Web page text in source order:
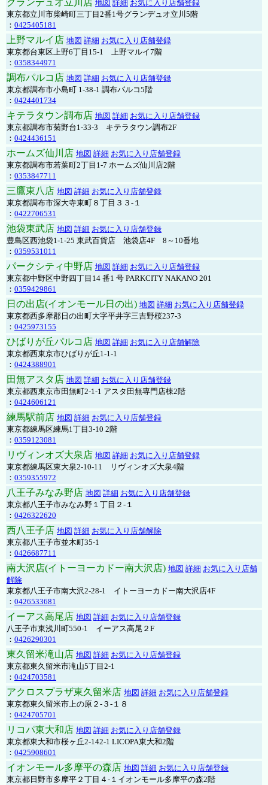
グランデュオ立川店 地図 詳細 お気に入り店舗登録
東京都立川市柴崎町三丁目2番1号グランデュオ立川5階
： 0425405181
上野マルイ店 地図 詳細 お気に入り店舗登録
東京都台東区上野6丁目15-1 上野マルイ7階
： 0358344971
調布パルコ店 地図 詳細 お気に入り店舗登録
東京都調布市小島町 1-38-1 調布パルコ5階
： 0424401734
キテラタウン調布店 地図 詳細 お気に入り店舗登録
東京都調布市菊野台1-33-3 キテラタウン調布2F
： 0424436151
ホームズ仙川店 地図 詳細 お気に入り店舗登録
東京都調布市若葉町2丁目1-7 ホームズ仙川店2階
： 0353847711
三鷹東八店 地図 詳細 お気に入り店舗登録
東京都調布市深大寺東町８丁目３３-１
： 0422706531
池袋東武店 地図 詳細 お気に入り店舗登録
豊島区西池袋1-1-25 東武百貨店 池袋店4F 8～10番地
： 0359531011
パークシティ中野店 地図 詳細 お気に入り店舗登録
東京都中野区中野四丁目14 番1 号 PARKCITY NAKANO 201
： 0359429861
日の出店(イオンモール日の出) 地図 詳細 お気に入り店舗登録
東京都西多摩郡日の出町大字平井字三吉野桜237-3
： 0425973155
ひばりが丘パルコ店 地図 詳細 お気に入り店舗解除
東京都西東京市ひばりが丘1-1-1
： 0424388901
田無アスタ店 地図 詳細 お気に入り店舗登録
東京都西東京市田無町2-1-1 アスタ田無専門店棟2階
： 0424606121
練馬駅前店 地図 詳細 お気に入り店舗登録
東京都練馬区練馬1丁目3-10 2階
： 0359123081
リヴィンオズ大泉店 地図 詳細 お気に入り店舗登録
東京都練馬区東大泉2-10-11 リヴィンオズ大泉4階
： 0359355972
八王子みなみ野店 地図 詳細 お気に入り店舗登録
東京都八王子市みなみ野１丁目２-１
： 0426322620
西八王子店 地図 詳細 お気に入り店舗解除
東京都八王子市並木町35-1
： 0426687711
南大沢店(イトーヨーカドー南大沢店) 地図 詳細 お気に入り店舗
解除
東京都八王子市南大沢2-28-1 イトーヨーカドー南大沢店4F
： 0426533681
イーアス高尾店 地図 詳細 お気に入り店舗登録
八王子市東浅川町550-1 イーアス高尾２F
： 0426290301
東久留米滝山店 地図 詳細 お気に入り店舗登録
東京都東久留米市滝山5丁目2-1
： 0424703581
アクロスプラザ東久留米店 地図 詳細 お気に入り店舗登録
東京都東久留米市上の原２-３-１８
： 0424705701
リコパ東大和店 地図 詳細 お気に入り店舗登録
東京都東大和市桜ヶ丘2-142-1 LICOPA東大和2階
： 0425908601
イオンモール多摩平の森店 地図 詳細 お気に入り店舗登録
東京都日野市多摩平２丁目４-１イオンモール多摩平の森2階